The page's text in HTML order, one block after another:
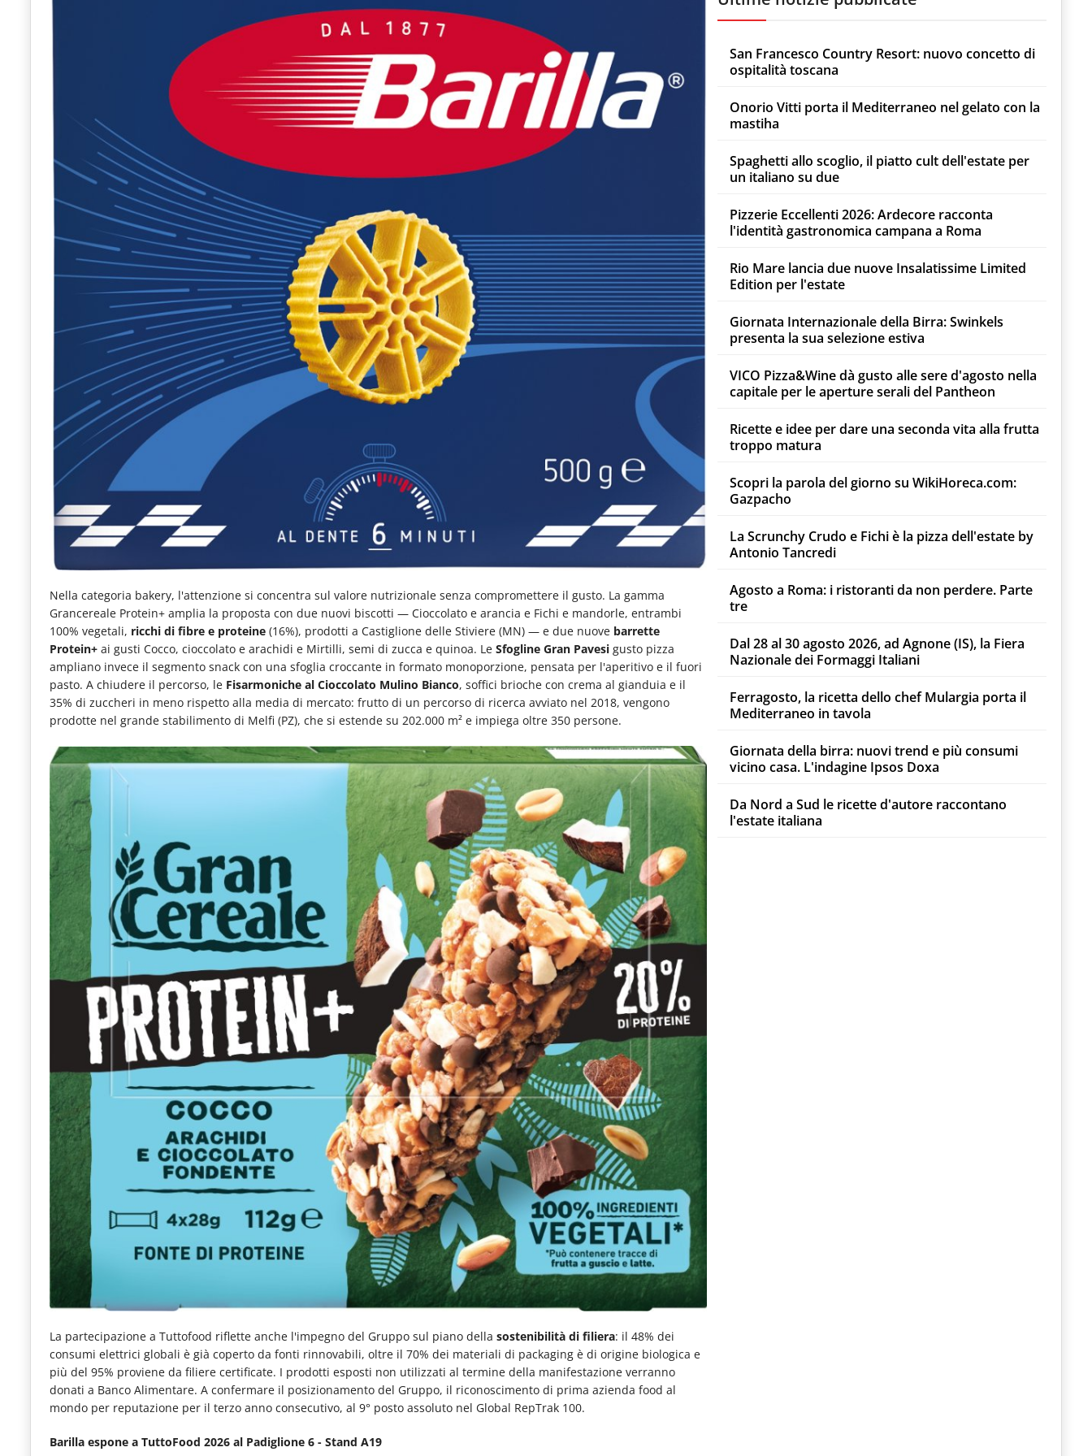
Nella categoria bakery, l'attenzione si concentra sul valore nutrizionale senza compromettere il gusto. La gamma
Grancereale Protein+ amplia la proposta con due nuovi biscotti — Cioccolato e arancia e Fichi e mandorle, entrambi
100% vegetali, ricchi di fibre e proteine (16%), prodotti a Castiglione delle Stiviere (MN) — e due nuove barrette
Protein+ ai gusti Cocco, cioccolato e arachidi e Mirtilli, semi di zucca e quinoa. Le Sfogline Gran Pavesi gusto pizza
ampliano invece il segmento snack con una sfoglia croccante in formato monoporzione, pensata per l'aperitivo e il fuori
pasto. A chiudere il percorso, le Fisarmoniche al Cioccolato Mulino Bianco, soffici brioche con crema al gianduia e il
35% di zuccheri in meno rispetto alla media di mercato: frutto di un percorso di ricerca avviato nel 2018, vengono
prodotte nel grande stabilimento di Melfi (PZ), che si estende su 202.000 m² e impiega oltre 350 persone.
La partecipazione a Tuttofood riflette anche l'impegno del Gruppo sul piano della sostenibilità di filiera: il 48% dei
consumi elettrici globali è già coperto da fonti rinnovabili, oltre il 70% dei materiali di packaging è di origine biologica e
più del 95% proviene da filiere certificate. I prodotti esposti non utilizzati al termine della manifestazione verranno
donati a Banco Alimentare. A confermare il posizionamento del Gruppo, il riconoscimento di prima azienda food al
mondo per reputazione per il terzo anno consecutivo, al 9° posto assoluto nel Global RepTrak 100.
Barilla espone a TuttoFood 2026 al Padiglione 6 - Stand A19
San Francesco Country Resort: nuovo concetto di
ospitalità toscana
Onorio Vitti porta il Mediterraneo nel gelato con la
mastiha
Spaghetti allo scoglio, il piatto cult dell'estate per
un italiano su due
Pizzerie Eccellenti 2026: Ardecore racconta
l'identità gastronomica campana a Roma
Rio Mare lancia due nuove Insalatissime Limited
Edition per l'estate
Giornata Internazionale della Birra: Swinkels
presenta la sua selezione estiva
VICO Pizza&Wine dà gusto alle sere d'agosto nella
capitale per le aperture serali del Pantheon
Ricette e idee per dare una seconda vita alla frutta
troppo matura
Scopri la parola del giorno su WikiHoreca.com:
Gazpacho
La Scrunchy Crudo e Fichi è la pizza dell'estate by
Antonio Tancredi
Agosto a Roma: i ristoranti da non perdere. Parte
tre
Dal 28 al 30 agosto 2026, ad Agnone (IS), la Fiera
Nazionale dei Formaggi Italiani
Ferragosto, la ricetta dello chef Mulargia porta il
Mediterraneo in tavola
Giornata della birra: nuovi trend e più consumi
vicino casa. L'indagine Ipsos Doxa
Da Nord a Sud le ricette d'autore raccontano
l'estate italiana